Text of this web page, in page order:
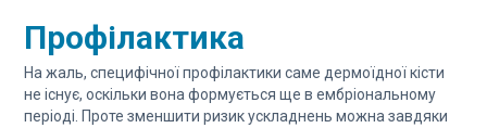
Профілактика
На жаль, специфічної профілактики саме дермоїдної кісти
не існує, оскільки вона формується ще в ембріональному
періоді. Проте зменшити ризик ускладнень можна завдяки